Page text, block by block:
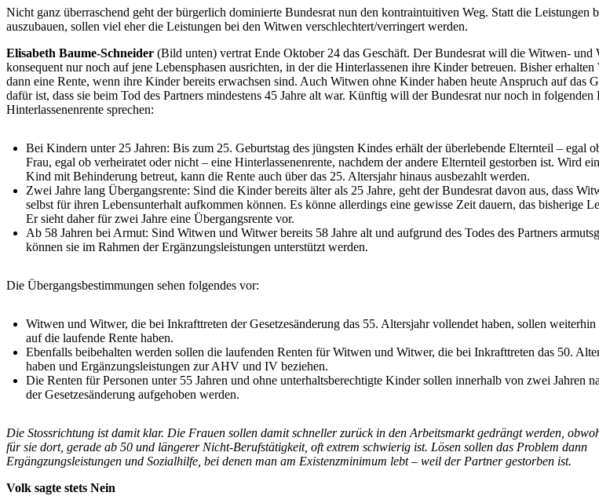
Nicht ganz überraschend geht der bürgerlich dominierte Bundesrat nun den kontraintuitiven Weg. Statt die Leistungen
auszubauen, sollen viel eher die Leistungen bei den Witwen verschlechtert/verringert werden.
Elisabeth Baume-Schneider (Bild unten) vertrat Ende Oktober 24 das Geschäft. Der Bundesrat will die Witwen- und
konsequent nur noch auf jene Lebensphasen ausrichten, in der die Hinterlassenen ihre Kinder betreuen. Bisher erhalten
dann eine Rente, wenn ihre Kinder bereits erwachsen sind. Auch Witwen ohne Kinder haben heute Anspruch auf das
dafür ist, dass sie beim Tod des Partners mindestens 45 Jahre alt war. Künftig will der Bundesrat nur noch in folgenden
Hinterlassenenrente sprechen:
Bei Kindern unter 25 Jahren: Bis zum 25. Geburtstag des jüngsten Kindes erhält der überlebende Elternteil – egal
Frau, egal ob verheiratet oder nicht – eine Hinterlassenenrente, nachdem der andere Elternteil gestorben ist. Wird
Kind mit Behinderung betreut, kann die Rente auch über das 25. Altersjahr hinaus ausbezahlt werden.
Zwei Jahre lang Übergangsrente: Sind die Kinder bereits älter als 25 Jahre, geht der Bundesrat davon aus, dass
selbst für ihren Lebensunterhalt aufkommen können. Es könne allerdings eine gewisse Zeit dauern, das bisherige
Er sieht daher für zwei Jahre eine Übergangsrente vor.
Ab 58 Jahren bei Armut: Sind Witwen und Witwer bereits 58 Jahre alt und aufgrund des Todes des Partners
können sie im Rahmen der Ergänzungsleistungen unterstützt werden.
Die Übergangsbestimmungen sehen folgendes vor:
Witwen und Witwer, die bei Inkrafttreten der Gesetzesänderung das 55. Altersjahr vollendet haben, sollen
auf die laufende Rente haben.
Ebenfalls beibehalten werden sollen die laufenden Renten für Witwen und Witwer, die bei Inkrafttreten das 50.
haben und Ergänzungsleistungen zur AHV und IV beziehen.
Die Renten für Personen unter 55 Jahren und ohne unterhaltsberechtigte Kinder sollen innerhalb von zwei Jahren
der Gesetzesänderung aufgehoben werden.
Die Stossrichtung ist damit klar. Die Frauen sollen damit schneller zurück in den Arbeitsmarkt gedrängt werden,
für sie dort, gerade ab 50 und längerer Nicht-Berufstätigkeit, oft extrem schwierig ist. Lösen sollen das Problem dann
Ergängzungsleistungen und Sozialhilfe, bei denen man am Existenzminimum lebt – weil der Partner gestorben ist.
Volk sagte stets Nein